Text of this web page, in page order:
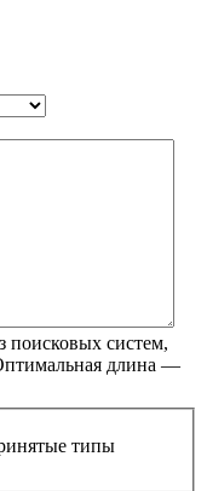
поисковых систем,
длина —
типы